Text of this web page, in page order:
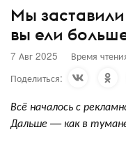
Мы
вы ели
7 Авг 2025 Время
Поделиться:
Всё началось с
Дальше — как в